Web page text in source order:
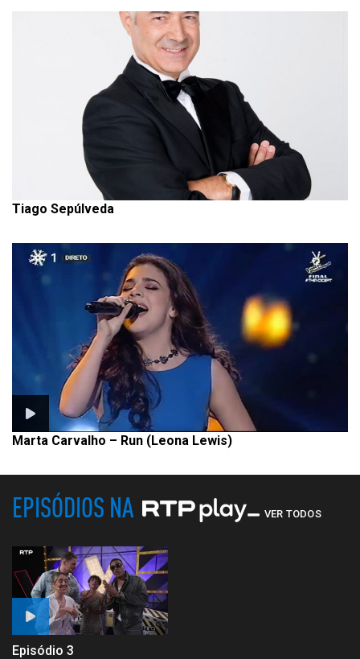
Tiago Sepúlveda
Marta Carvalho – Run (Leona Lewis)
EPISÓDIOS NA VER TODOS
Episódio 3